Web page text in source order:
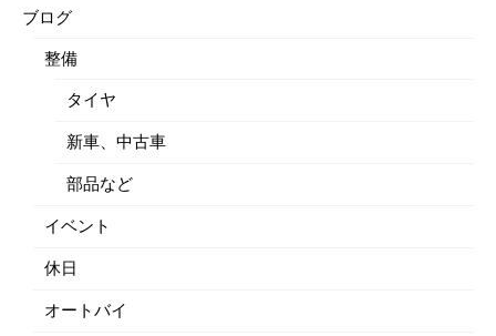
ブログ
整備
タイヤ
新車、中古車
部品など
イベント
休日
オートバイ